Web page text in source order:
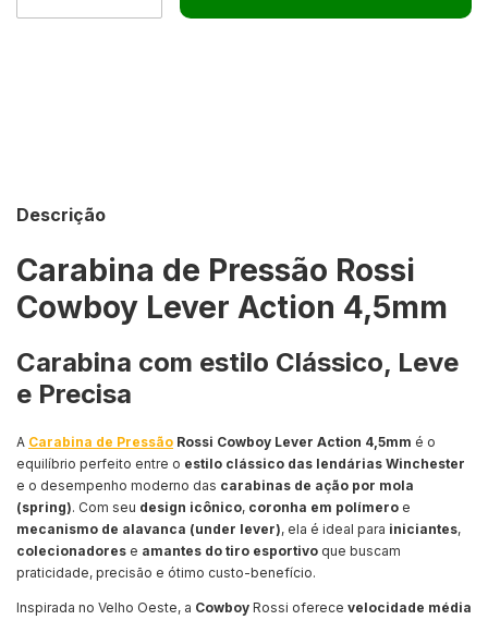
Descrição
Carabina de Pressão Rossi
Cowboy Lever Action 4,5mm
Carabina com estilo Clássico, Leve
e Precisa
A Carabina de Pressão Rossi Cowboy Lever Action 4,5mm é o
equilíbrio perfeito entre o estilo clássico das lendárias Winchester
e o desempenho moderno das carabinas de ação por mola
(spring). Com seu design icônico, coronha em polímero e
mecanismo de alavanca (under lever), ela é ideal para iniciantes,
colecionadores e amantes do tiro esportivo que buscam
praticidade, precisão e ótimo custo-benefício.
Inspirada no Velho Oeste, a Cowboy Rossi oferece velocidade média